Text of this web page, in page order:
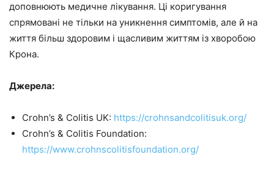
доповнюють медичне лікування. Ці коригування
спрямовані не тільки на уникнення симптомів, але й на
життя більш здоровим і щасливим життям із хворобою
Крона.
Джерела:
Crohn’s & Colitis UK: https://crohnsandcolitisuk.org/
Crohn’s & Colitis Foundation:
https://www.crohnscolitisfoundation.org/